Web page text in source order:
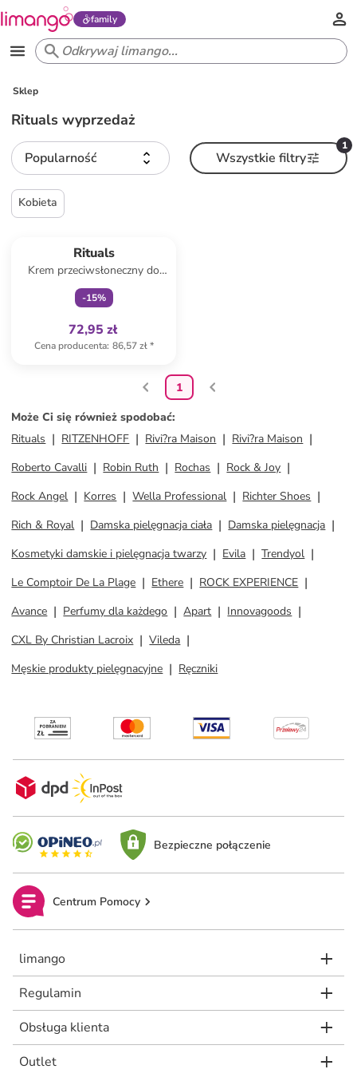
family
Sklep
Rituals wyprzedaż
Popularność
1
Wszystkie filtry
Kobieta
Rituals
Krem przeciwsłoneczny do
twarzy "Karma Sun
Protection" - SPF 30 - 50 ml
-15%
72,95 zł
Cena producenta: 86,57 zł*
1
Może Ci się również spodobać:
Rituals
RITZENHOFF Rivi?ra Maison
Rivi?ra Maison
Roberto Cavalli
Robin Ruth Rochas
Rock & Joy
Rock Angel
Korres Wella Professional
Richter Shoes
Rich & Royal
Damska pielęgnacja ciała
Damska pielęgnacja
Kosmetyki damskie i pielęgnacja twarzy
Evila
Trendyol
Le Comptoir De La Plage
Ethere
ROCK EXPERIENCE
Avance
Perfumy dla każdego Apart
Innovagoods
CXL By Christian Lacroix
Vileda
Męskie produkty pielęgnacyjne
Ręczniki
Bezpieczne połączenie
Centrum Pomocy
limango
Regulamin
Obsługa klienta
Outlet